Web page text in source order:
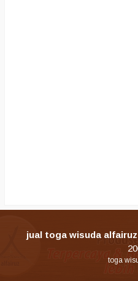
jual toga wisuda alfairuz
toga